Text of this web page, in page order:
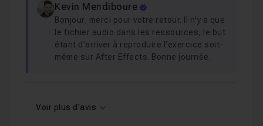
Kevin Mendiboure
Bonjour, merci pour votre retour. Il n'y a que
le fichier audio dans les ressources, le but
étant d'arriver à reproduire l'exercice soit-
même sur After Effects. Bonne journée.
Voir plus d'avis